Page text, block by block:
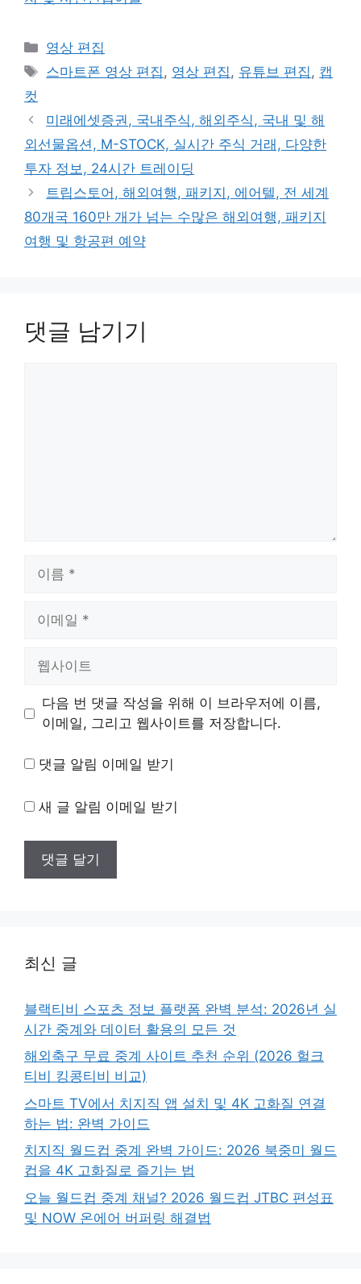
카
테
영상 편집
태
스마트폰 영상 편집, 영상 편집, 유튜브 편집, 캡
컷
미래에셋증권, 국내주식, 해외주식, 국내 및 해
외선물옵션, M-STOCK, 실시간 주식 거래, 다양한
투자 정보, 24시간 트레이딩
트립스토어, 해외여행, 패키지, 에어텔, 전 세계
80개국 160만 개가 넘는 수많은 해외여행, 패키지
여행 및 항공편 예약
댓글 남기기
트
다음 번 댓글 작성을 위해 이 브라우저에 이름,
이메일, 그리고 웹사이트를 저장합니다.
댓글 알림 이메일 받기
새 글 알림 이메일 받기
최신 글
블랙티비 스포츠 정보 플랫폼 완벽 분석: 2026년 실
시간 중계와 데이터 활용의 모든 것
해외축구 무료 중계 사이트 추천 순위 (2026 헐크
티비 킹콩티비 비교)
스마트 TV에서 치지직 앱 설치 및 4K 고화질 연결
하는 법: 완벽 가이드
치지직 월드컵 중계 완벽 가이드: 2026 북중미 월드
컵을 4K 고화질로 즐기는 법
오늘 월드컵 중계 채널? 2026 월드컵 JTBC 편성표
및 NOW 온에어 버퍼링 해결법